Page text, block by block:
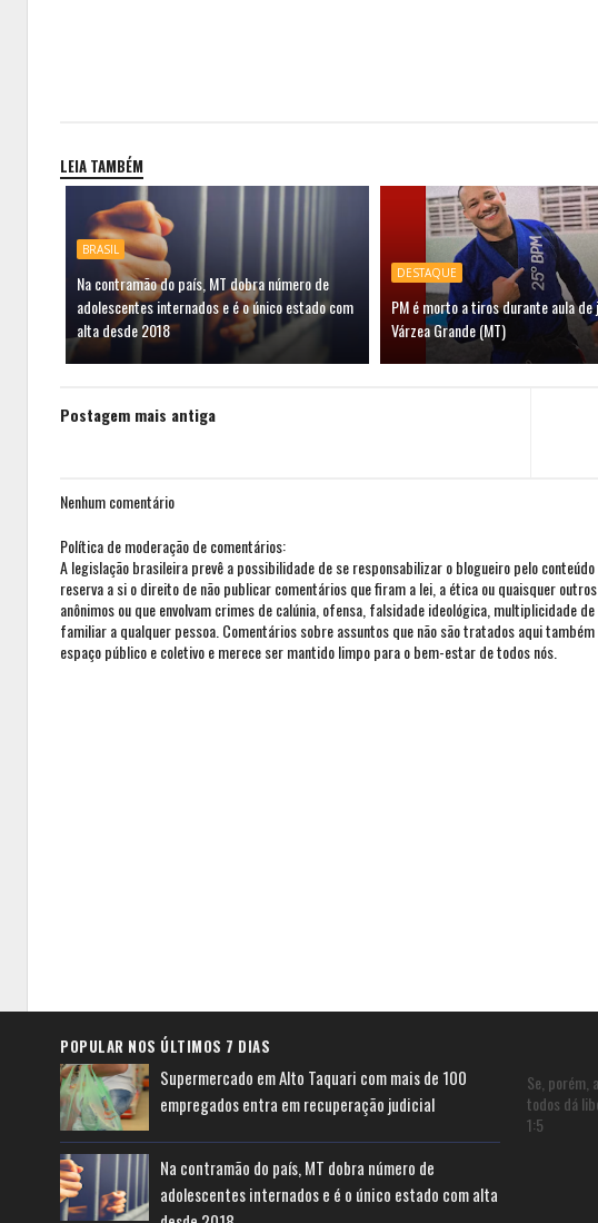
LEIA TAMBÉM
BRASIL
Na contramão do país, MT dobra número de
adolescentes internados e é o único estado com
alta desde 2018
DESTAQUE
PM é morto a tiros durante aula
Várzea Grande (MT)
Postagem mais antiga
Nenhum comentário
Política de moderação de comentários:
A legislação brasileira prevê a possibilidade de se responsabilizar o blogueiro pelo
reserva a si o direito de não publicar comentários que firam a lei, a ética ou quaisquer
anônimos ou que envolvam crimes de calúnia, ofensa, falsidade ideológica, multiplicidade
familiar a qualquer pessoa. Comentários sobre assuntos que não são tratados aqui
espaço público e coletivo e merece ser mantido limpo para o bem-estar de todos nós.
POPULAR NOS ÚLTIMOS 7 DIAS
Supermercado em Alto Taquari com mais de 100
empregados entra em recuperação judicial
Na contramão do país, MT dobra número de
adolescentes internados e é o único estado com alta
Se, porém,
todos dá
1:5